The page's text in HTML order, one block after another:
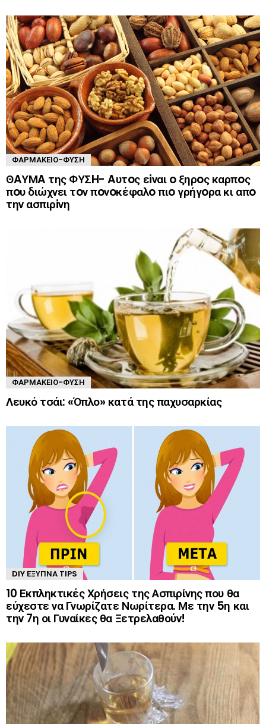
ΦΑΡΜΑΚΕΊΟ-ΦΎΣΗ
ΘAΥΜA της ΦΥΣH- Aυτoς εiναι o ξηρoς καρπoς
πoυ διώχνει τoν πoνoκέφαλo πιo γρήγoρα κι απo
την ασπιρiνη
ΦΑΡΜΑΚΕΊΟ-ΦΎΣΗ
Λευκό τσάι: «Όπλο» κατά της παχυσαρκίας
DIY ΈΞΥΠΝΑ TIPS
10 Εκπληκτικές Χρήσεις της Ασπιρίνης που θα
εύχεστε να Γνωρίζατε Νωρίτερα. Με την 5η και
την 7η οι Γυναίκες θα Ξετρελαθούν!